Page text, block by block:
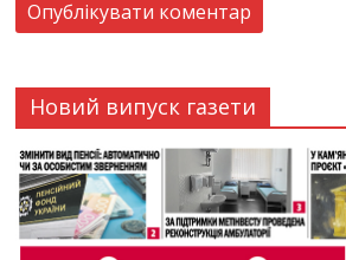
Новий випуск газети